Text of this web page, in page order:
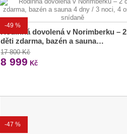
-49 %
Rodinná dovolená v Norimberku – 2
děti zdarma, bazén a sauna…
17 800 Kč
8 999 Kč
-47 %